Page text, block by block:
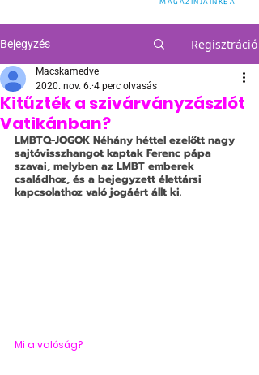
Bejegyzés Regisztráció
Kitűzték a szivárványzászlót
Vatikánban?
Macskamedve
2020. nov. 6. 4 perc olvasás
LMBTQ-JOGOK Néhány héttel ezelőtt nagy
sajtóvisszhangot kaptak Ferenc pápa
szavai, melyben az LMBT emberek
családhoz, és a bejegyzett élettársi
kapcsolathoz való jogáért állt ki.
Mi a valóság?